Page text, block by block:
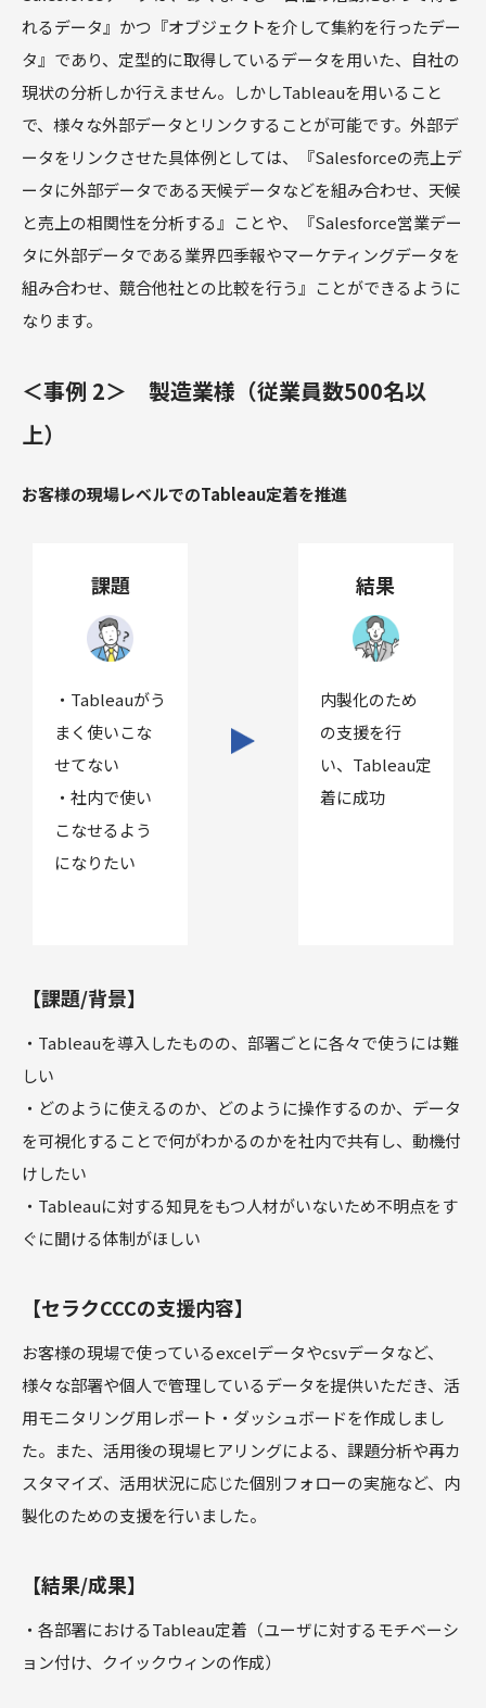
れるデータ』かつ『オブジェクトを介して集約を行ったデー
タ』であり、定型的に取得しているデータを用いた、自社の
現状の分析しか行えません。しかしTableauを用いること
で、様々な外部データとリンクすることが可能です。外部デ
ータをリンクさせた具体例としては、『Salesforceの売上デ
ータに外部データである天候データなどを組み合わせ、天候
と売上の相関性を分析する』ことや、『Salesforce営業デー
タに外部データである業界四季報やマーケティングデータを
組み合わせ、競合他社との比較を行う』ことができるように
なります。
＜事例 2＞ 製造業様（従業員数500名以
上）
お客様の現場レベルでのTableau定着を推進
課題
・Tableauがう
まく使いこな
せてない
・社内で使い
こなせるよう
になりたい
結果
内製化のため
の支援を行
い、Tableau定
着に成功
【課題/背景】
・Tableauを導入したものの、部署ごとに各々で使うには難
しい
・どのように使えるのか、どのように操作するのか、データ
を可視化することで何がわかるのかを社内で共有し、動機付
けしたい
・Tableauに対する知見をもつ人材がいないため不明点をす
ぐに聞ける体制がほしい
【セラクCCCの支援内容】
お客様の現場で使っているexcelデータやcsvデータなど、
様々な部署や個人で管理しているデータを提供いただき、活
用モニタリング用レポート・ダッシュボードを作成しまし
た。また、活用後の現場ヒアリングによる、課題分析や再カ
スタマイズ、活用状況に応じた個別フォローの実施など、内
製化のための支援を行いました。
【結果/成果】
・各部署におけるTableau定着（ユーザに対するモチベーシ
ョン付け、クイックウィンの作成）